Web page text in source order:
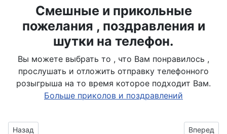
Смешные и прикольные
пожелания , поздравления и
шутки на телефон.
Вы можете выбрать то , что Вам понравилось ,
прослушать и отложить отправку телефонного
розыгрыша на то время которое подходит Вам.
Больше приколов и поздравлений
Предыдущий материал: Бесшовная картинка с мотоциклом
Назад Вперед